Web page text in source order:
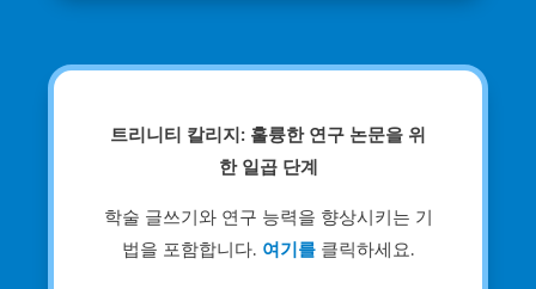
트리니티 칼리지: 훌륭한 연구 논문을 위
한 일곱 단계
학술 글쓰기와 연구 능력을 향상시키는 기
법을 포함합니다. 여기를클릭하세요.